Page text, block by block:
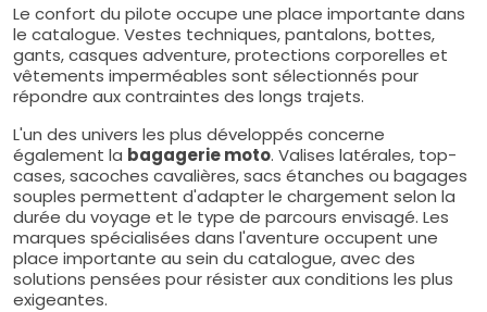
Le confort du pilote occupe une place importante dans
le catalogue. Vestes techniques, pantalons, bottes,
gants, casques adventure, protections corporelles et
vêtements imperméables sont sélectionnés pour
répondre aux contraintes des longs trajets.
L'un des univers les plus développés concerne
également la bagagerie moto. Valises latérales, top-
cases, sacoches cavalières, sacs étanches ou bagages
souples permettent d'adapter le chargement selon la
durée du voyage et le type de parcours envisagé. Les
marques spécialisées dans l'aventure occupent une
place importante au sein du catalogue, avec des
solutions pensées pour résister aux conditions les plus
exigeantes.